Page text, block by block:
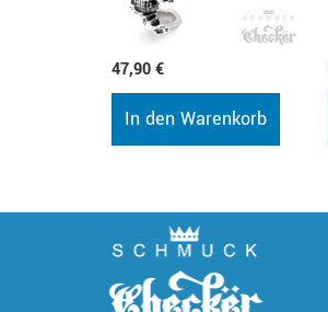
47,90 €
In den Warenkorb